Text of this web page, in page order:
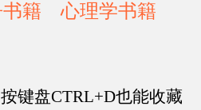
籍
心理学书籍
键盘CTRL+D也能收藏